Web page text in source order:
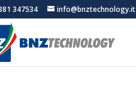
347534 info@bnztechnology.it